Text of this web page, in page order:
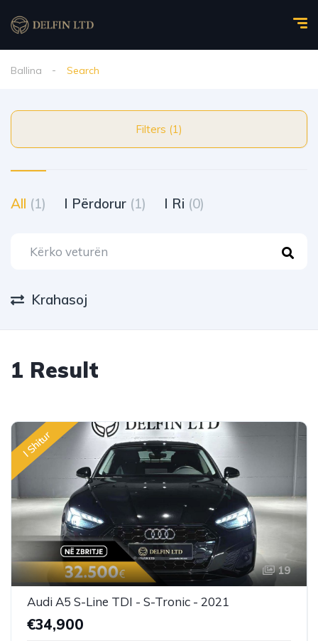
Ballina Search
Filters (1)
All (1) I Përdorur (1) I Ri (0)
Krahasoj
1 Result
I Shitur
19
Audi A5 S-Line TDI - S-Tronic - 2021
€34,900